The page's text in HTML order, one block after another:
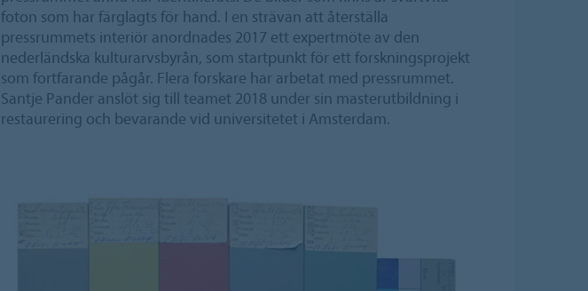
foton som har färglagts för hand. I en strävan att återställa
pressrummets interiör anordnades 2017 ett expertmöte av den
nederländska kulturarvsbyrån, som startpunkt för ett forskningsprojekt
som fortfarande pågår. Flera forskare har arbetat med pressrummet.
Santje Pander anslöt sig till teamet 2018 under sin masterutbildning i
restaurering och bevarande vid universitetet i Amsterdam.